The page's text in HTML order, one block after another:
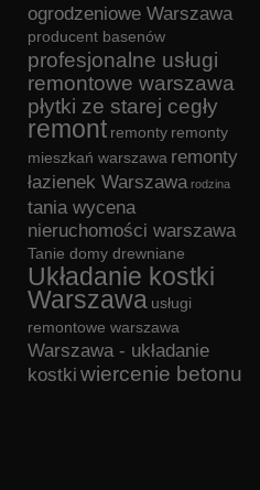
ogrodzeniowe Warszawa
producent basenów
profesjonalne usługi
remontowe warszawa
płytki ze starej cegły
remont remonty remonty
mieszkań warszawa remonty
łazienek Warszawa rodzina
tania wycena
nieruchomości warszawa
Tanie domy drewniane
Układanie kostki
Warszawa usługi
remontowe warszawa
Warszawa - układanie
kostki wiercenie betonu